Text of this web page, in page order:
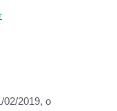
02/2019, o